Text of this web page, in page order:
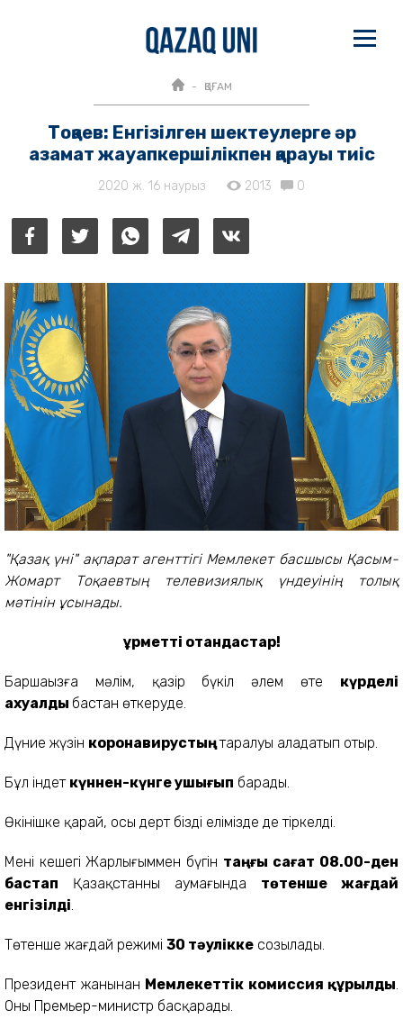
ҚОҒАМ
Тоқаев: Енгізілген шектеулерге әр
азамат жауапкершілікпен қарауы тиіс
2020 ж. 16 наурыз 2013 0
"Қазақ үні" ақпарат агенттігі Мемлекет басшысы Қасым-
Жомарт Тоқаевтың телевизиялық үндеуінің толық
мәтінін ұсынады.
Құрметті отандастар!
Баршаңызға мәлім, қазір бүкіл әлем өте күрделі
ахуалды бастан өткеруде.
Дүние жүзін коронавирустыңтаралуы алаңдатып отыр.
Бұл індет күннен-күнге ушығып барады.
Өкінішке қарай, осы дерт біздің елімізде де тіркелді.
Менің кешегі Жарлығыммен бүгін таңғы сағат 08.00-ден
бастап Қазақстанның аумағында төтенше жағдай
енгізілді
Төтенше жағдай режимі 30 тәулікке созылады.
Президент жанынан Мемлекеттік комиссия құрылды
Оны Премьер-министр басқарады.